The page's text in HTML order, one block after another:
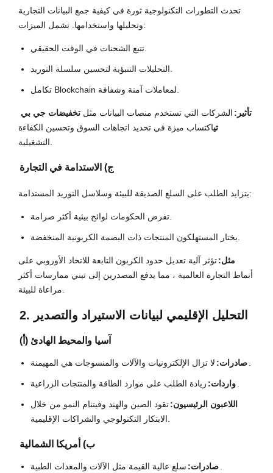
تحدث التطورات التكنولوجية ثورة في كيفية جمع البيانات التجارية
وتحليلها واستخدامها. تشمل الميزات:
تأثير: الشركات التي تستخدم منصات البيانات مثل تخفيضات جي بي
تياكتساب ميزة في تحديد اتجاهات السوق وتحسين الكفاءة
ج) الاستدامة في التجارة
يتزايد الطلب على السلع الصديقة للبيئة وسلاسل التوريد المستدامة:
مثل:تؤثر آلية تعديل حدود الكربون التابعة للاتحاد الأوروبي على
أنماط التجارة العالمية ، مما يدفع المصدرين إلى تبني ممارسات أكثر
2. التحليل الإقليمي لبيانات الاستيراد والتصدير
(أ) آسيا والمحيط الهادئ
صادرات:
واردات:
اللاعبون الرئيسيون:تقود الصين والهند وفيتنام النمو من خلال
ب) أمريكا الشمالية
صادرات: